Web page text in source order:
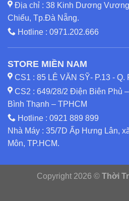
Địa chỉ : 38 Kinh Dương
Chiểu, Tp.Đà Nẵng.
Hotline : 0971.202.666
STORE MIỀN NAM
CS1 : 85 LÊ VĂN SỸ- P.13 -
CS2 : 649/28/2 Điện Biên Phủ
Bình Thạnh – TPHCM
Hotline : 0921 889 899
Nhà Máy : 35/7D Ấp Hưng Lân,
Môn, TP.HCM.
Copyright 2026 © Thời